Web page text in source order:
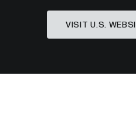
VISIT U.S.